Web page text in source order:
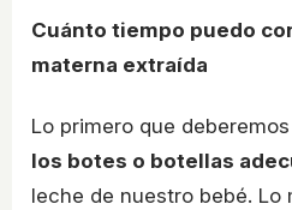
Cuánto tiempo puedo
materna extraída
Lo primero que
los botes o botellas
leche de nuestro bebé. Lo